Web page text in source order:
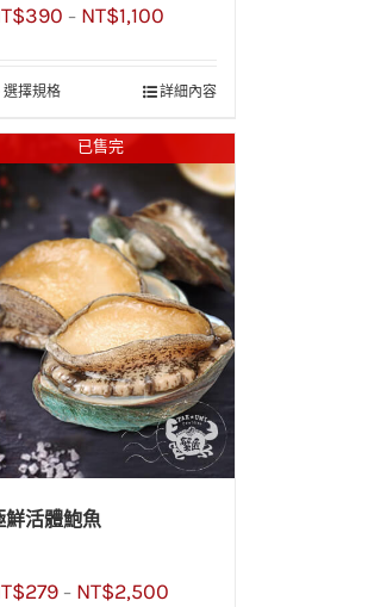
390 – NT$1,100
選擇規格 詳細內容
已售完
鮮活體鮑魚
279– NT$2,500